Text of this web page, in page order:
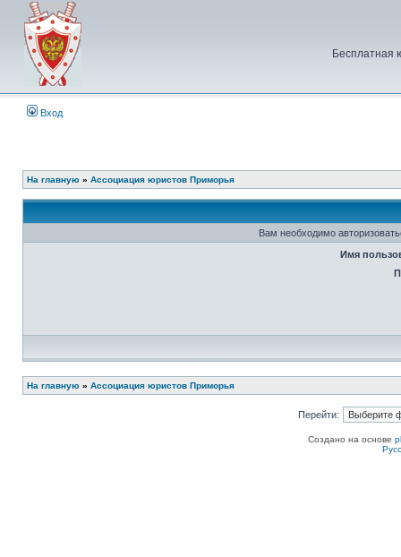
Бесплатная
Вход
На главную » Ассоциация юристов Приморья
Вам необходимо
Имя
На главную » Ассоциация юристов Приморья
Перейти:
Создано на основе